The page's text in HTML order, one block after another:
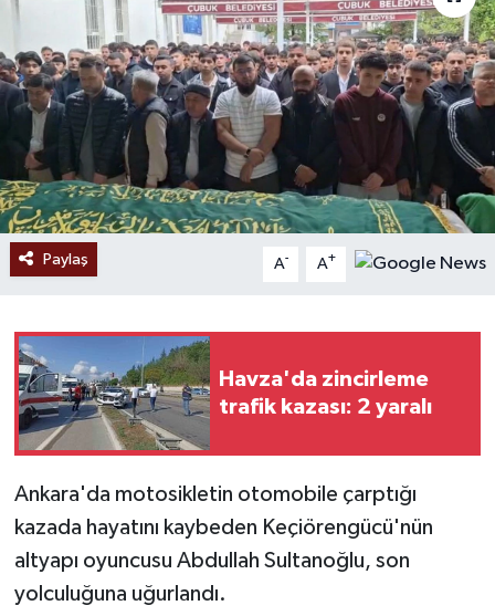
Paylaş A- A+
Havza'da zincirleme
trafik kazası: 2 yaralı
Ankara'da motosikletin otomobile çarptığı
kazada hayatını kaybeden Keçiörengücü'nün
altyapı oyuncusu Abdullah Sultanoğlu, son
yolculuğuna uğurlandı.